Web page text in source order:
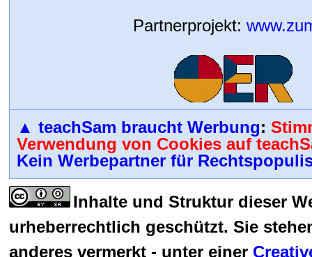
Partnerprojekt:
▲ teachSam braucht Werbung:
Verwendung von Cookies auf
Kein Werbepartner für
Inhalte und Struktur dieser
urheberrechtlich geschützt. Sie
anderes vermerkt - unter einer